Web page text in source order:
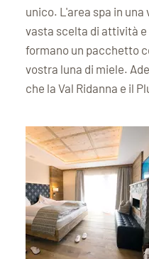
unico. L'area spa in
vasta scelta di attività
formano un pacchetto
vostra luna di miele.
che la Val Ridanna e il